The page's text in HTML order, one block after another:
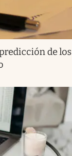
de los